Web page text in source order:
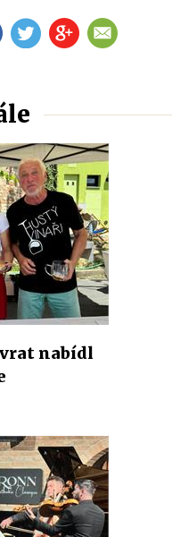
TW GP EM
nabídl